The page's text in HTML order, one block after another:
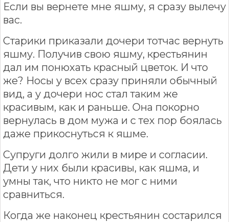
Если вы вернете мне яшму, я сразу вылечу
вас.
Старики приказали дочери тотчас вернуть
яшму. Получив свою яшму, крестьянин
дал им понюхать красный цветок. И что
же? Носы у всех сразу приняли обычный
вид, а у дочери нос стал таким же
красивым, как и раньше. Она покорно
вернулась в дом мужа и с тех пор боялась
даже прикоснуться к яшме.
Супруги долго жили в мире и согласии.
Дети у них были красивы, как яшма, и
умны так, что никто не мог с ними
сравниться.
Когда же наконец крестьянин состарился